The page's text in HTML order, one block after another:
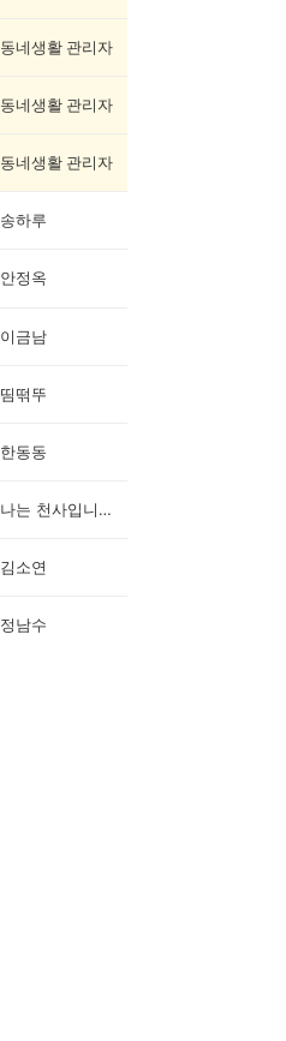
동네생활 관리자
동네생활 관리자
동네생활 관리자
송하루
안정옥
이금남
띰떢뚜
한동동
나는 천사입니다^^
김소연
정남수